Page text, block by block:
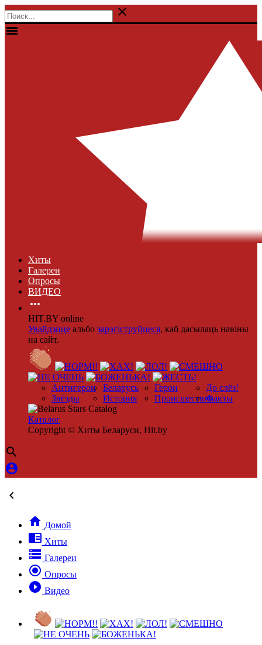

menu
Хиты
Галереи
Опросы
ВИДЕО

HIT.BY online
Увайдзице альбо зарэгіструйцеся, каб дасылаць навіны
на сайт.
Антигерои Беларусь Герои
До слёз!
Звёзды
История ПроисшествияФакты
Каталог
Copyright © Хиты Беларуси, Hit.by



 Домой
 Хиты
 Галереи
 Опросы
 Видео